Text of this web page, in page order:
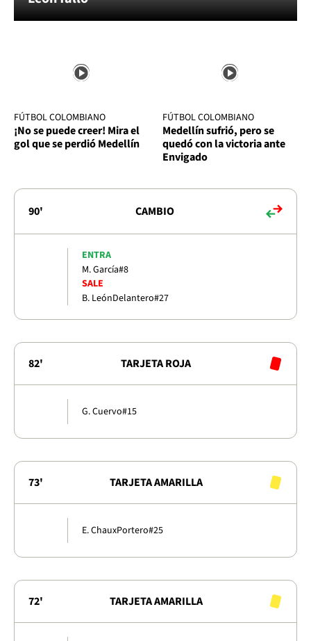
FÚTBOL COLOMBIANO
¡No se puede creer! Mira el
gol que se perdió Medellín
FÚTBOL COLOMBIANO
Medellín sufrió, pero se
quedó con la victoria ante
Envigado
90' CAMBIO
ENTRA
M. García#8
SALE
B. LeónDelantero#27
82' TARJETA ROJA
G. Cuervo#15
73' TARJETA AMARILLA
E. ChauxPortero#25
72' TARJETA AMARILLA